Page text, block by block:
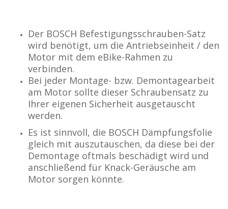
Der BOSCH Befestigungsschrauben-Satz
wird benötigt, um die Antriebseinheit / den
Motor mit dem eBike-Rahmen zu
verbinden.
Bei jeder Montage- bzw. Demontagearbeit
am Motor sollte dieser Schraubensatz zu
Ihrer eigenen Sicherheit ausgetauscht
werden.
Es ist sinnvoll, die BOSCH Dämpfungsfolie
gleich mit auszutauschen, da diese bei der
Demontage oftmals beschädigt wird und
anschließend für Knack-Geräusche am
Motor sorgen könnte.